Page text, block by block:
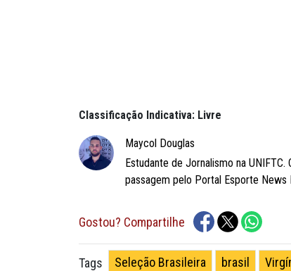
Classificação Indicativa: Livre
Maycol Douglas
Estudante de Jornalismo na
passagem pelo Portal Esporte News
Gostou? Compartilhe
Tags Seleção Brasileira brasil